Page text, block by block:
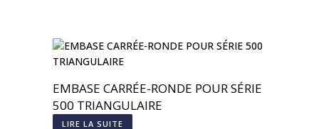
EMBASE CARRÉE-RONDE POUR SÉRIE
500 TRIANGULAIRE
LIRE LA SUITE